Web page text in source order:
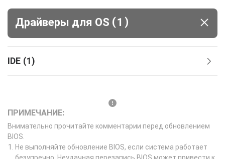
Драйверы для ОS (1 )
IDE (1)
ПРИМЕЧАНИЕ:
Внимательно прочитайте комментарии перед обновлением
BIOS.
Не выполняйте обновление BIOS, если система работает